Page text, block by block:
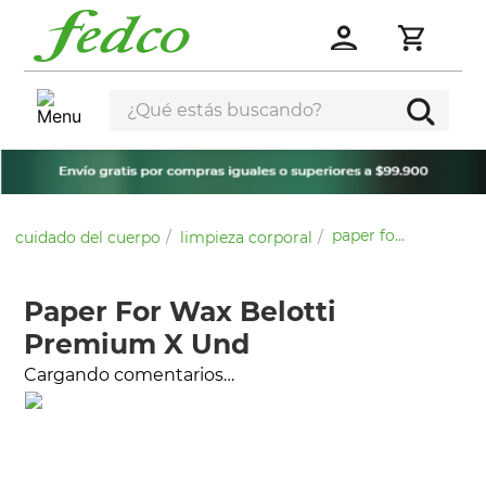
¿Qué estás buscando?
cuidado del cuerpo limpieza corporal paper for wax belotti premium x und
Paper For Wax Belotti
Premium X Und
Cargando comentarios…